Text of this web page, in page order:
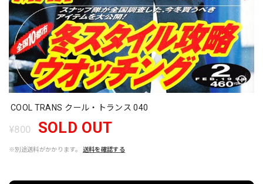
COOL TRANS クール・トランス 040
¥800 SOLD OUT
※別途送料がかかります。 送料を確認する